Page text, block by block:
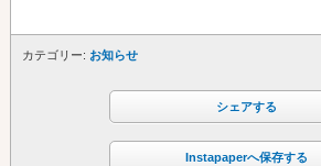
カテゴリー: お知らせ
シェアする
Instapaperへ保存する